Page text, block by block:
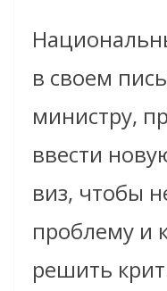
в своем
министру,
ввести
виз, чтобы
проблему и
решить